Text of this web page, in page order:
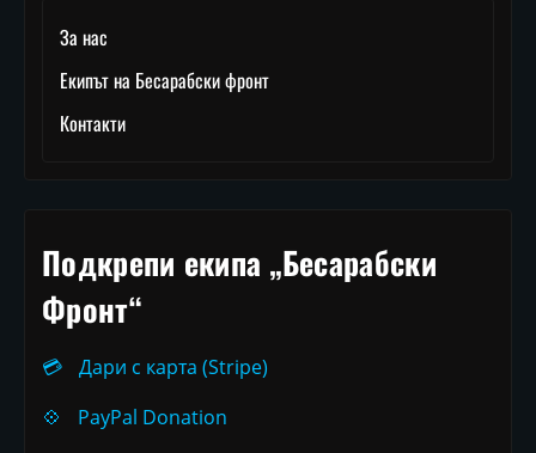
За нас
Екипът на Бесарабски фронт
Контакти
Подкрепи екипа „Бесарабски
Фронт“
💳
Дари с карта (Stripe)
💠
PayPal Donation